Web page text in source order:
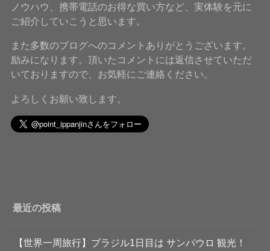
ノウハウ、携帯電話のお得な買い方など、実体験を元に
ご紹介していこうと思います。
また多数のブログへのコメントありがとうございます。
励みになります。頂いたコメントには返信させていただ
いておりますので、お気軽にご連絡ください。
よろしくお願い致します。
最近の投稿
【世界一周旅行】ブラジル1日目は サンパウロ 観光！